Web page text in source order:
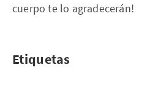
cuerpo te lo agradecerán!
Etiquetas